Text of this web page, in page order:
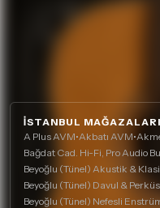
İSTANBUL
A Plus AVM•Akbatı AVM•
Bağdat Cad. Hi-Fi, Pro Audio
Beyoğlu (Tünel) Akustik &
Beyoğlu (Tünel) Davul &
Beyoğlu (Tünel) Nefesli